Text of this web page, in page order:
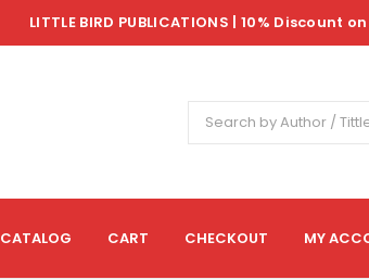
LITTLE BIRD PUBLICATIONS | 10% Discount
CATALOG CART CHECKOUT MY